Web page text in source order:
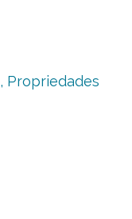
, Propriedades